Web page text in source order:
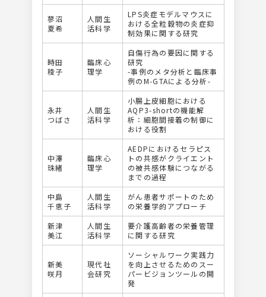
蓼沼
夏希
人間生
活科学
LPS炎症モデルマウスに
おける全粒穀物の炎症抑
制効果に関する研究
時田
稜子
臨床心
理学
自傷行為の要因に関する
研究
-事例のメタ分析と臨床事
例のM-GTAによる分析-
永井
つばさ
人間生
活科学
小腸上皮細胞における
AQP3-shortの機能解
析：細胞間接着の制御に
おける役割
中澤
珠緒
臨床心
理学
AEDPにおけるセラピス
トの共感がクライエント
の被共感体験につながる
までの過程
中島
千恵子
人間生
活科学
がん患者サポートのため
の栄養学的アプローチ
新津
美江
人間生
活科学
要介護高齢者の栄養管理
に関する研究
新美
咲月
現代社
会研究
ソーシャルワーク実践力
を向上させるためのスー
パービジョンツールの開
発